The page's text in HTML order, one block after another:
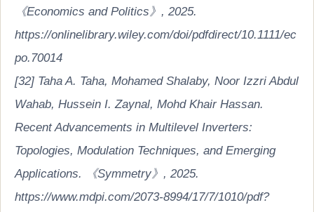
《Economics and Politics》, 2025.
https://onlinelibrary.wiley.com/doi/pdfdirect/10.1111/ec
po.70014
[32] Taha A. Taha, Mohamed Shalaby, Noor Izzri Abdul
Wahab, Hussein I. Zaynal, Mohd Khair Hassan.
Recent Advancements in Multilevel Inverters:
Topologies, Modulation Techniques, and Emerging
Applications. 《Symmetry》, 2025.
https://www.mdpi.com/2073-8994/17/7/1010/pdf?